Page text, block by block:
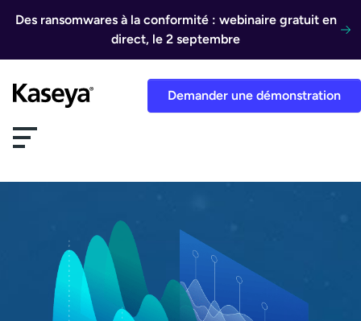
Des ransomwares à la conformité : webinaire gratuit en
direct, le 2 septembre
Demander une démonstration